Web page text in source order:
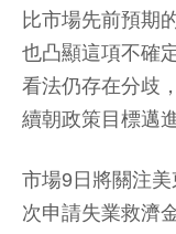
比市場先前預期
也凸顯這項不確
看法仍存在分歧
續朝政策目標邁
市場9日將關注
次申請失業救濟